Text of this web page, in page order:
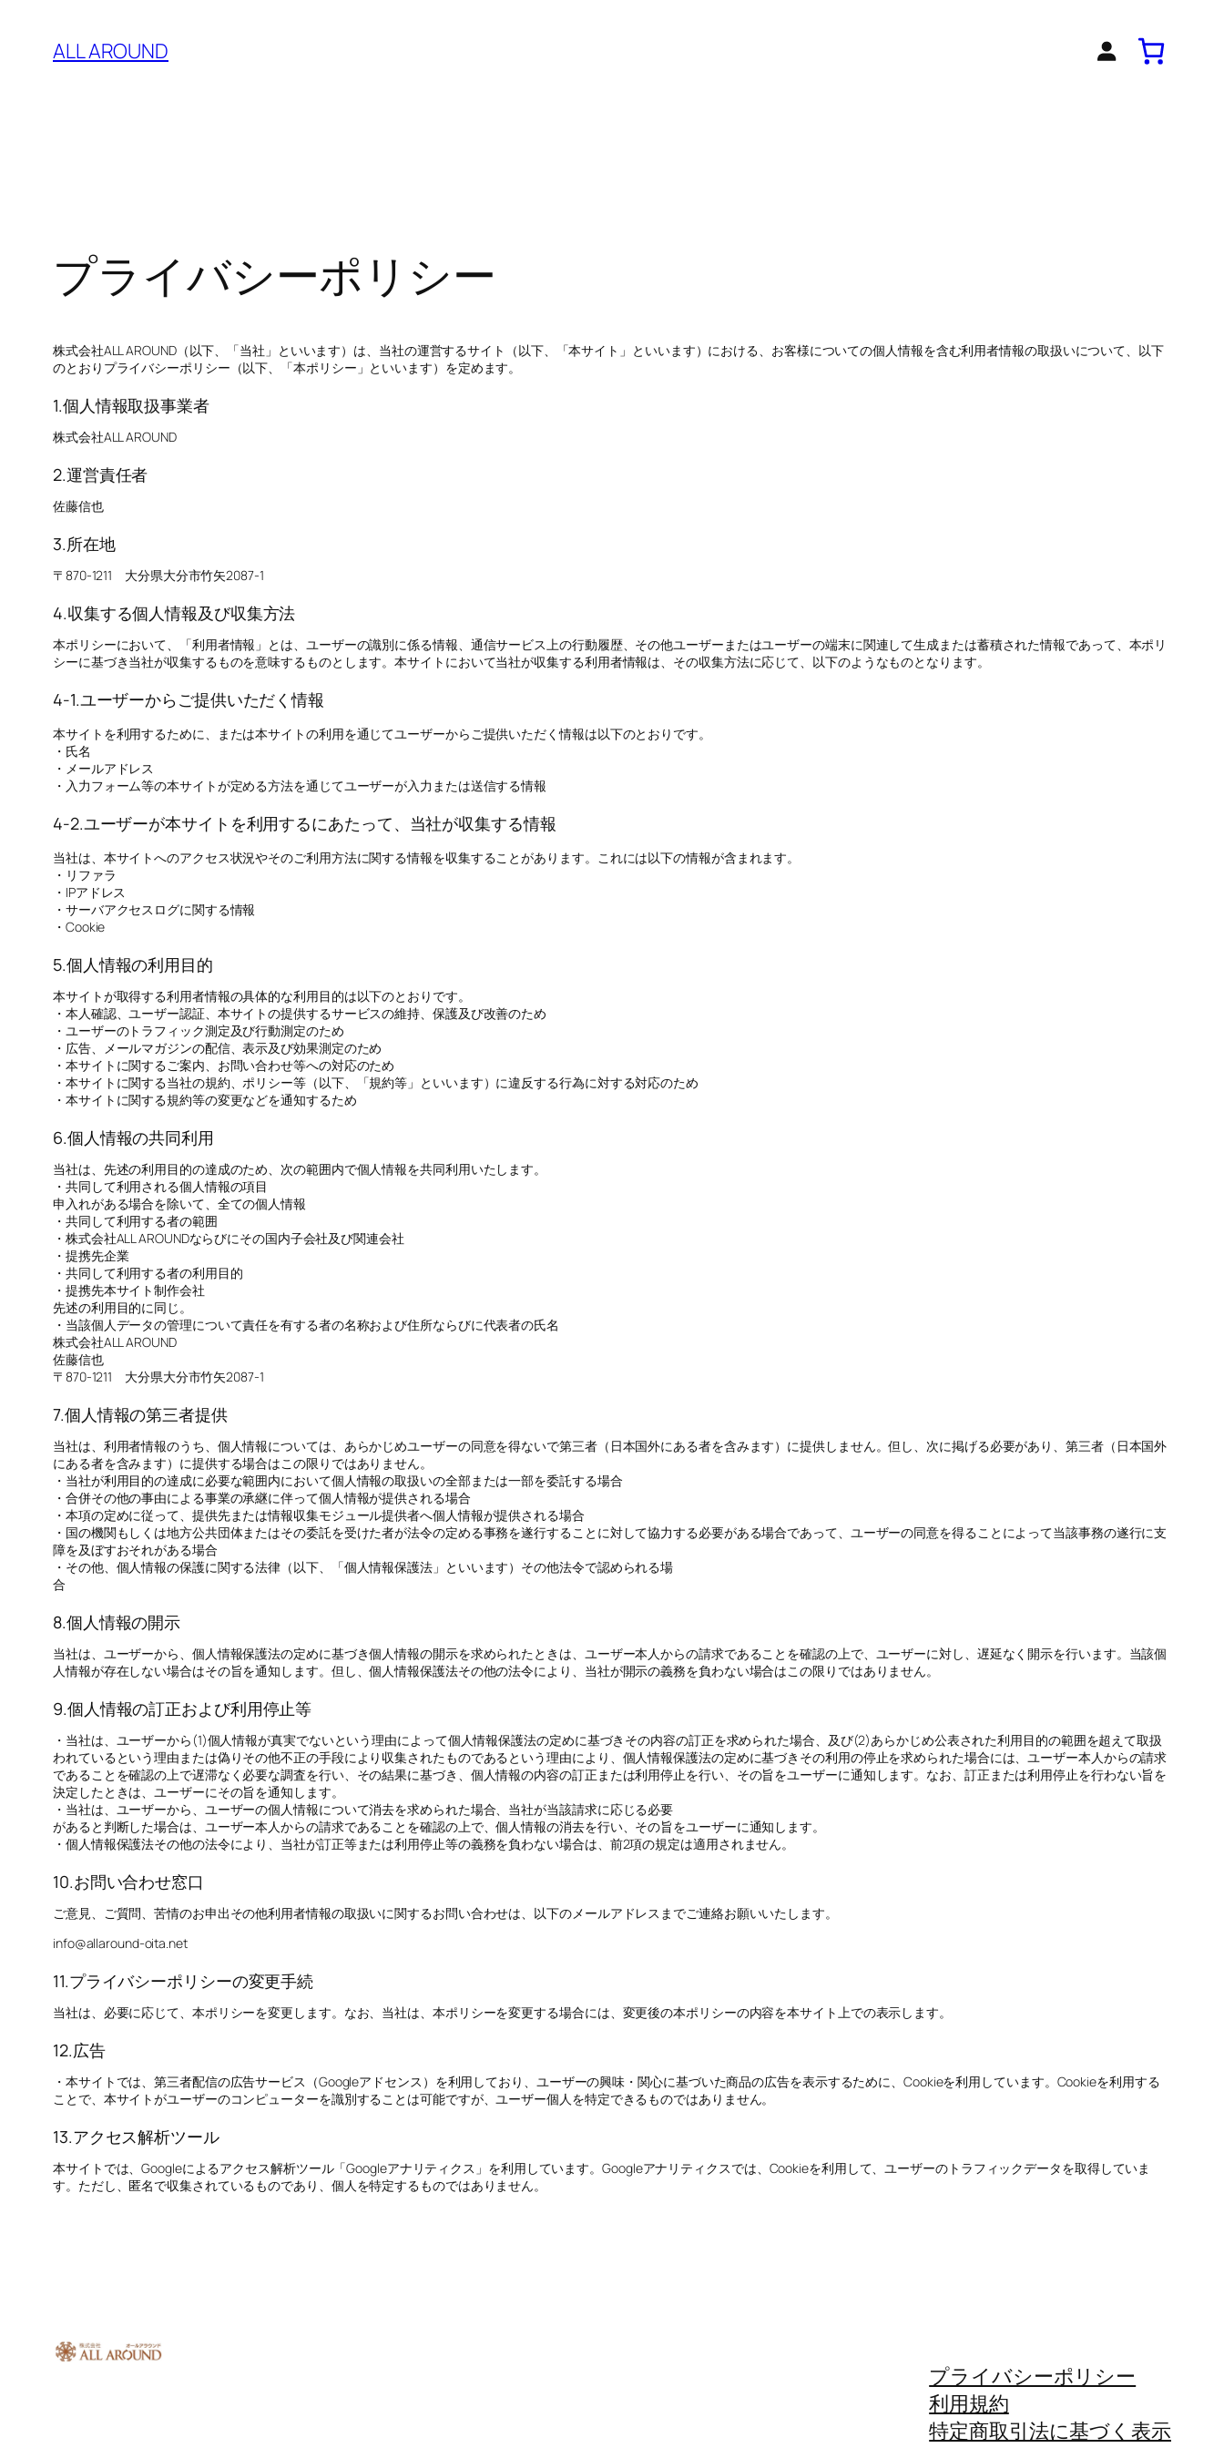
ALL AROUND
プライバシーポリシー
株式会社ALL AROUND（以下、「当社」といいます）は、当社の運営するサイト（以下、「本サイト」といいます）における、お客様についての個人情報を含む利用者情報の取扱いについて、以下
のとおりプライバシーポリシー（以下、「本ポリシー」といいます）を定めます。
1.個人情報取扱事業者
株式会社ALL AROUND
2.運営責任者
佐藤信也
3.所在地
〒870-1211 大分県大分市竹矢2087-1
4.収集する個人情報及び収集方法
本ポリシーにおいて、「利用者情報」とは、ユーザーの識別に係る情報、通信サービス上の行動履歴、その他ユーザーまたはユーザーの端末に関連して生成または蓄積された情報であって、本ポリ
シーに基づき当社が収集するものを意味するものとします。本サイトにおいて当社が収集する利用者情報は、その収集方法に応じて、以下のようなものとなります。
4-1.ユーザーからご提供いただく情報
本サイトを利用するために、または本サイトの利用を通じてユーザーからご提供いただく情報は以下のとおりです。
・氏名
・メールアドレス
・入力フォーム等の本サイトが定める方法を通じてユーザーが入力または送信する情報
4-2.ユーザーが本サイトを利用するにあたって、当社が収集する情報
当社は、本サイトへのアクセス状況やそのご利用方法に関する情報を収集することがあります。これには以下の情報が含まれます。
・リファラ
・IPアドレス
・サーバアクセスログに関する情報
・Cookie
5.個人情報の利用目的
本サイトが取得する利用者情報の具体的な利用目的は以下のとおりです。
・本人確認、ユーザー認証、本サイトの提供するサービスの維持、保護及び改善のため
・ユーザーのトラフィック測定及び行動測定のため
・広告、メールマガジンの配信、表示及び効果測定のため
・本サイトに関するご案内、お問い合わせ等への対応のため
・本サイトに関する当社の規約、ポリシー等（以下、「規約等」といいます）に違反する行為に対する対応のため
・本サイトに関する規約等の変更などを通知するため
6.個人情報の共同利用
当社は、先述の利用目的の達成のため、次の範囲内で個人情報を共同利用いたします。
・共同して利用される個人情報の項目
申入れがある場合を除いて、全ての個人情報
・共同して利用する者の範囲
・株式会社ALL AROUNDならびにその国内子会社及び関連会社
・提携先企業
・共同して利用する者の利用目的
・提携先本サイト制作会社
先述の利用目的に同じ。
・当該個人データの管理について責任を有する者の名称および住所ならびに代表者の氏名
株式会社ALL AROUND
佐藤信也
〒870-1211 大分県大分市竹矢2087-1
7.個人情報の第三者提供
当社は、利用者情報のうち、個人情報については、あらかじめユーザーの同意を得ないで第三者（日本国外にある者を含みます）に提供しません。但し、次に掲げる必要があり、第三者（日本国外
にある者を含みます）に提供する場合はこの限りではありません。
・当社が利用目的の達成に必要な範囲内において個人情報の取扱いの全部または一部を委託する場合
・合併その他の事由による事業の承継に伴って個人情報が提供される場合
・本項の定めに従って、提供先または情報収集モジュール提供者へ個人情報が提供される場合
・国の機関もしくは地方公共団体またはその委託を受けた者が法令の定める事務を遂行することに対して協力する必要がある場合であって、ユーザーの同意を得ることによって当該事務の遂行に支
障を及ぼすおそれがある場合
・その他、個人情報の保護に関する法律（以下、「個人情報保護法」といいます）その他法令で認められる場
合
8.個人情報の開示
当社は、ユーザーから、個人情報保護法の定めに基づき個人情報の開示を求められたときは、ユーザー本人からの請求であることを確認の上で、ユーザーに対し、遅延なく開示を行います。当該個
人情報が存在しない場合はその旨を通知します。但し、個人情報保護法その他の法令により、当社が開示の義務を負わない場合はこの限りではありません。
9.個人情報の訂正および利用停止等
・当社は、ユーザーから(1)個人情報が真実でないという理由によって個人情報保護法の定めに基づきその内容の訂正を求められた場合、及び(2)あらかじめ公表された利用目的の範囲を超えて取扱
われているという理由または偽りその他不正の手段により収集されたものであるという理由により、個人情報保護法の定めに基づきその利用の停止を求められた場合には、ユーザー本人からの請求
であることを確認の上で遅滞なく必要な調査を行い、その結果に基づき、個人情報の内容の訂正または利用停止を行い、その旨をユーザーに通知します。なお、訂正または利用停止を行わない旨を
決定したときは、ユーザーにその旨を通知します。
・当社は、ユーザーから、ユーザーの個人情報について消去を求められた場合、当社が当該請求に応じる必要
があると判断した場合は、ユーザー本人からの請求であることを確認の上で、個人情報の消去を行い、その旨をユーザーに通知します。
・個人情報保護法その他の法令により、当社が訂正等または利用停止等の義務を負わない場合は、前2項の規定は適用されません。
10.お問い合わせ窓口
ご意見、ご質問、苦情のお申出その他利用者情報の取扱いに関するお問い合わせは、以下のメールアドレスまでご連絡お願いいたします。
info@allaround-oita.net
11.プライバシーポリシーの変更手続
当社は、必要に応じて、本ポリシーを変更します。なお、当社は、本ポリシーを変更する場合には、変更後の本ポリシーの内容を本サイト上での表示します。
12.広告
・本サイトでは、第三者配信の広告サービス（Googleアドセンス）を利用しており、ユーザーの興味・関心に基づいた商品の広告を表示するために、Cookieを利用しています。Cookieを利用する
ことで、本サイトがユーザーのコンピューターを識別することは可能ですが、ユーザー個人を特定できるものではありません。
13.アクセス解析ツール
本サイトでは、Googleによるアクセス解析ツール「Googleアナリティクス」を利用しています。Googleアナリティクスでは、Cookieを利用して、ユーザーのトラフィックデータを取得していま
す。ただし、匿名で収集されているものであり、個人を特定するものではありません。
プライバシーポリシー
利用規約
特定商取引法に基づく表示